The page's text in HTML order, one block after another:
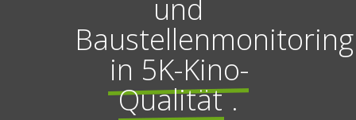
und
Baustellenmonitoring
in 5K-Kino-
Qualität.